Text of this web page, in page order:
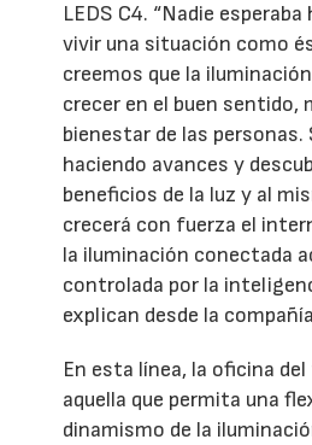
LEDS C4. “Nadie
vivir una situación como
creemos que la
crecer en el buen sentido,
bienestar de las
haciendo avances y
beneficios de la luz y al
crecerá con fuerza el
la iluminación conectada
controlada por la
explican desde la
En esta línea, la oficina
aquella que permita una
dinamismo de la